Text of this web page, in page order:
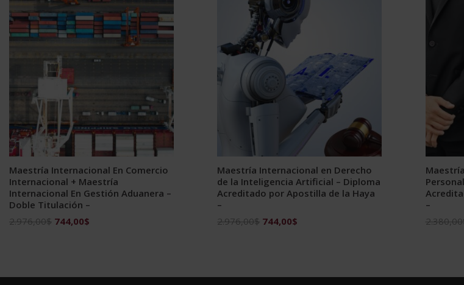
Maestría Internacional En Comercio
Internacional + Maestría
Internacional En Gestión Aduanera –
Doble Titulación –
2.976,00$ El
2.976,00$.
744,00$
744,00$.
Maestría Internacional en Derecho
de la Inteligencia Artificial – Diploma
Acreditado por Apostilla de la Haya
–
2.976,00$ El
2.976,00$.
744,00$
744,00$.
–
2.380,00